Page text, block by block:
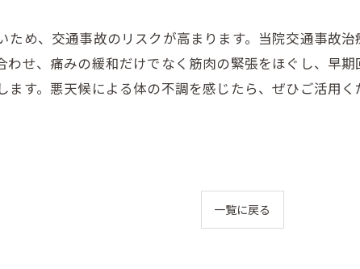
ため、交通事故のリスクが高まります。当院交通事故
せ、痛みの緩和だけでなく筋肉の緊張をほぐし、早
す。悪天候による体の不調を感じたら、ぜひご活用く
一覧に戻る